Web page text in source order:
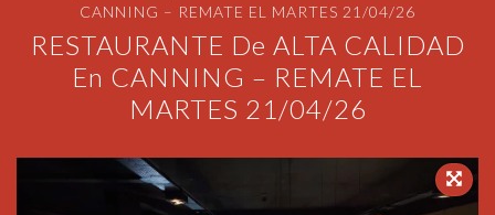
CANNING – REMATE EL MARTES 21/04/26
RESTAURANTE De ALTA CALIDAD
En CANNING – REMATE EL
MARTES 21/04/26